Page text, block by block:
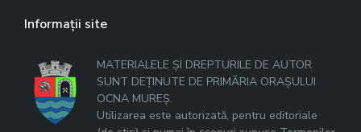
Informații site
MATERIALELE ȘI DREPTURILE DE AUTOR
SUNT DEȚINUTE DE PRIMĂRIA ORAȘULUI
OCNA MUREȘ.
Utilizarea este autorizată, pentru editoriale